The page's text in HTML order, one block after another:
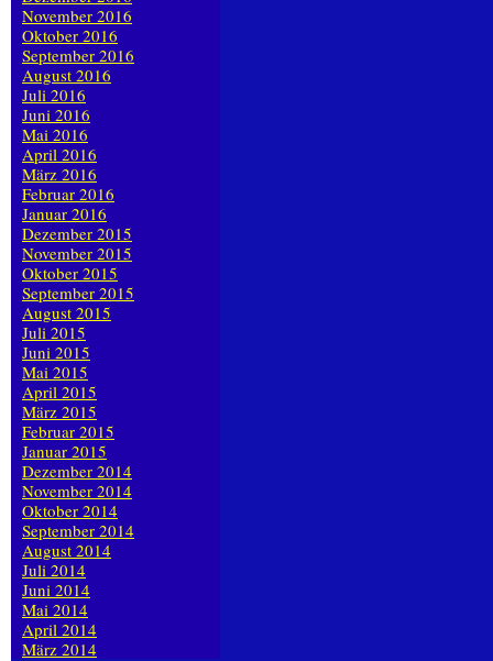
November 2016
Oktober 2016
September 2016
August 2016
Juli 2016
Juni 2016
Mai 2016
April 2016
März 2016
Februar 2016
Januar 2016
Dezember 2015
November 2015
Oktober 2015
September 2015
August 2015
Juli 2015
Juni 2015
Mai 2015
April 2015
März 2015
Februar 2015
Januar 2015
Dezember 2014
November 2014
Oktober 2014
September 2014
August 2014
Juli 2014
Juni 2014
Mai 2014
April 2014
März 2014